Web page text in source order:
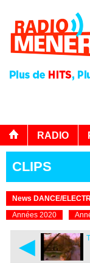
RADIO
CLIPS
News DANCE/
Années 2020
◄